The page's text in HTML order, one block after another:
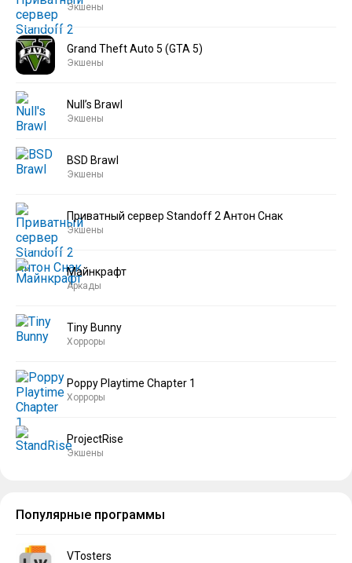
Экшены
Grand Theft Auto 5 (GTA 5)
Экшены
Null’s Brawl
Экшены
BSD Brawl
Экшены
Приватный сервер Standoff 2 Антон Снак
Экшены
Майнкрафт
Аркады
Tiny Bunny
Хорроры
Poppy Playtime Chapter 1
Хорроры
ProjectRise
Экшены
Популярные программы
VTosters